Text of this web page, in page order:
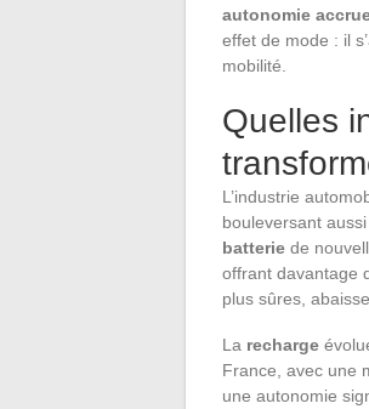
autonomie
effet de mode : il
mobilité.
Quelles
L’industrie
bouleversant
batterie de
offrant davantage
plus sûres,
La recharge
France, avec une
une autonomie